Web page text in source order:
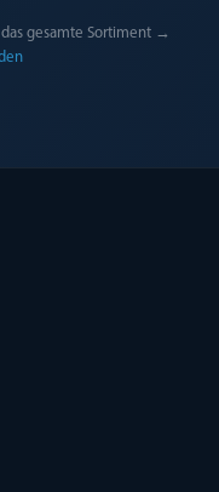
gesamte Sortiment →